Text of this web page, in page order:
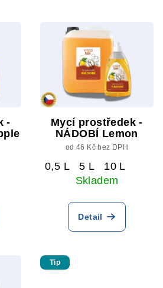
-
Mycí prostředek -
NÁDOBÍ Lemon
od 46 Kč bez DPH
0,5 L 5 L
10 L
Skladem
Detail
Tip